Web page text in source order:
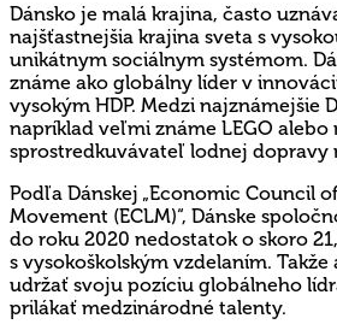
Dánsko je malá krajina, často
najšťastnejšia krajina sveta s
unikátnym sociálnym systémom.
známe ako globálny líder v
vysokým HDP. Medzi najznámejšie
napríklad veľmi známe LEGO alebo
sprostredkuvávateľ lodnej dopravy
Podľa Dánskej „Economic Council
Movement (ECLM)“, Dánske
do roku 2020 nedostatok o skoro
s vysokoškolským vzdelaním. Takže
udržať svoju pozíciu globálneho
prilákať medzinárodné talenty.